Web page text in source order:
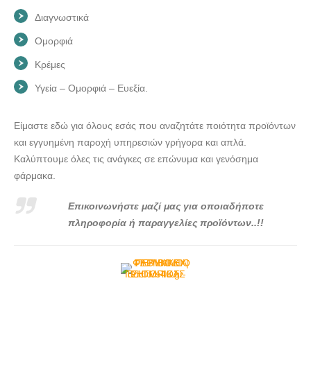
Διαγνωστικά
Ομορφιά
Κρέμες
Υγεία – Ομορφιά – Ευεξία.
Είμαστε εδώ για όλους εσάς που αναζητάτε ποιότητα προϊόντων
και εγγυημένη παροχή υπηρεσιών γρήγορα και απλά.
Καλύπτουμε όλες τις ανάγκες σε επώνυμα και γενόσημα
φάρμακα.
Επικοινωνήστε μαζί μας για οποιαδήποτε
πληροφορία ή παραγγελίες προϊόντων..!!